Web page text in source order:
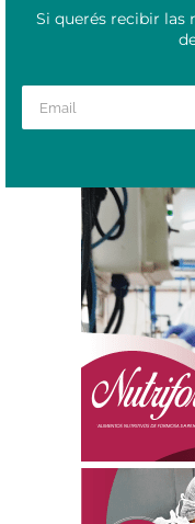
Si querés recibir las